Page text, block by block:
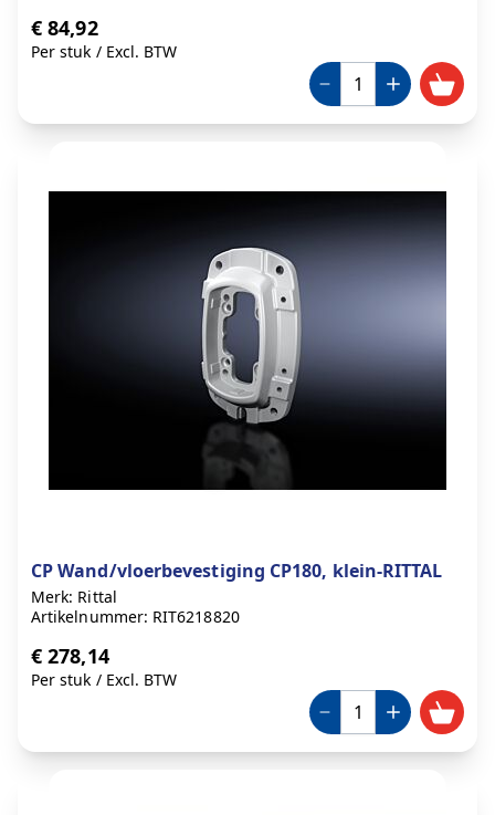
€ 84,92
Per stuk / Excl. BTW
CP Wand/vloerbevestiging CP180, klein-RITTAL
Merk: Rittal
Artikelnummer: RIT6218820
€ 278,14
Per stuk / Excl. BTW